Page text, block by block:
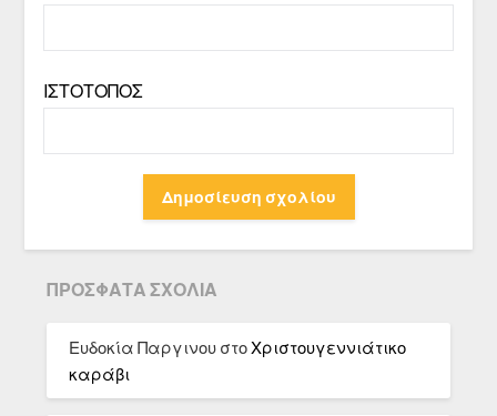
ΙΣΤΌΤΟΠΟΣ
ΠΡΌΣΦΑΤΑ ΣΧΌΛΙΑ
Ευδοκία Παργινου στοΧριστουγεννιάτικο
καράβι